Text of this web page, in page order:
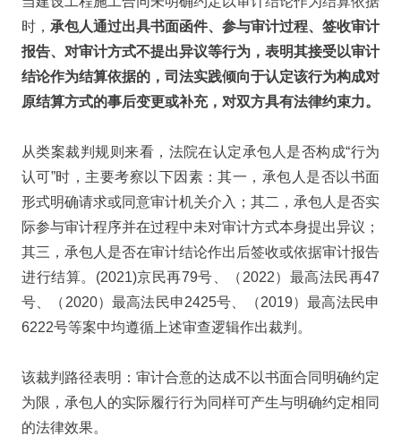
时， 承包人通过出具书面函件、参与审计过程、签收审计
报告、对审计方式不提出异议等行为，表明其接受以审计
结论作为结算依据的，司法实践倾向于认定该行为构成对
原结算方式的事后变更或补充，对双方具有法律约束力。
从类案裁判规则来看，法院在认定承包人是否构成“行为
认可”时，主要考察以下因素：其一，承包人是否以书面
形式明确请求或同意审计机关介入；其二，承包人是否实
际参与审计程序并在过程中未对审计方式本身提出异议；
其三，承包人是否在审计结论作出后签收或依据审计报告
进行结算。(2021)京民再79号、（2022）最高法民再47
号、（2020）最高法民申2425号、（2019）最高法民申
6222号等案中均遵循上述审查逻辑作出裁判。
该裁判路径表明：审计合意的达成不以书面合同明确约定
为限，承包人的实际履行行为同样可产生与明确约定相同
的法律效果。